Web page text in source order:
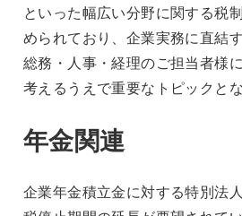
といった幅広い分野に関する税
められており、企業実務に直結
総務・人事・経理のご担当者様
考えるうえで重要なトピックとな
年金関連
企業年金積立金に対する特別法